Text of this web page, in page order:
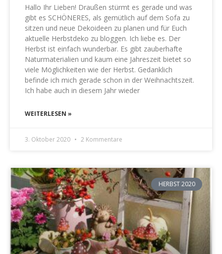
Hallo Ihr Lieben! Draußen stürmt es gerade und was
gibt es SCHÖNERES, als gemütlich auf dem Sofa zu
sitzen und neue Dekoideen zu planen und für Euch
aktuelle Herbstdeko zu bloggen. Ich liebe es. Der
Herbst ist einfach wunderbar. Es gibt zauberhafte
Naturmaterialien und kaum eine Jahreszeit bietet so
viele Möglichkeiten wie der Herbst. Gedanklich
befinde ich mich gerade schon in der Weihnachtszeit.
Ich habe auch in diesem Jahr wieder
WEITERLESEN »
3. Oktober 2020 2 Kommentare
HERBST 2020